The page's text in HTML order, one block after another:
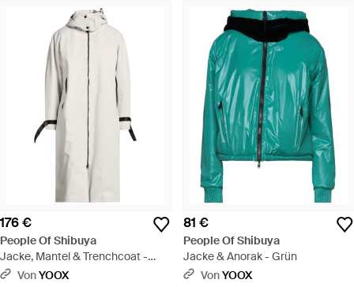
176 €
People Of Shibuya
Jacke, Mantel & Trenchcoat -
WeißVonYOOX
81 €
People Of Shibuya
Jacke & Anorak - Grün
VonYOOX